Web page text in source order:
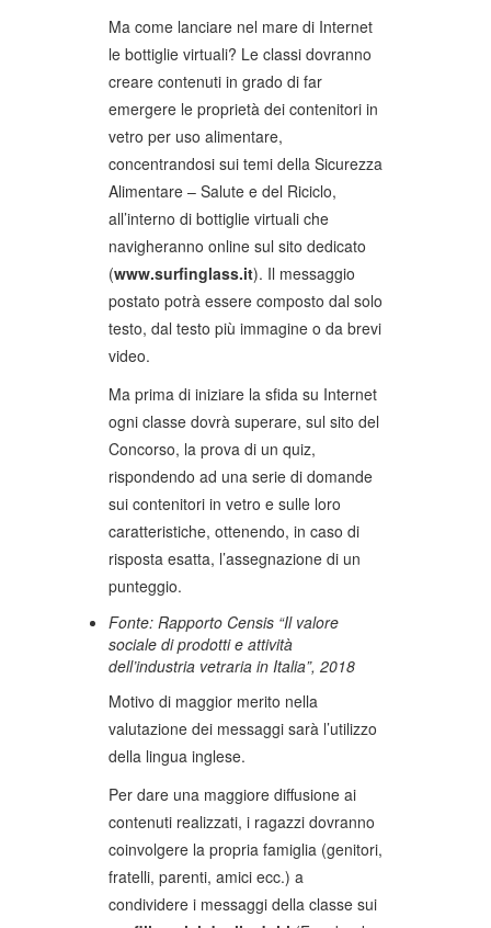
Ma come lanciare nel mare di Internet
le bottiglie virtuali? Le classi dovranno
creare contenuti in grado di far
emergere le proprietà dei contenitori in
vetro per uso alimentare,
concentrandosi sui temi della Sicurezza
Alimentare – Salute e del Riciclo,
all’interno di bottiglie virtuali che
navigheranno online sul sito dedicato
(www.surfinglass.it). Il messaggio
postato potrà essere composto dal solo
testo, dal testo più immagine o da brevi
video.
Ma prima di iniziare la sfida su Internet
ogni classe dovrà superare, sul sito del
Concorso, la prova di un quiz,
rispondendo ad una serie di domande
sui contenitori in vetro e sulle loro
caratteristiche, ottenendo, in caso di
risposta esatta, l’assegnazione di un
punteggio.
Fonte: Rapporto Censis “Il valore
sociale di prodotti e attività
dell’industria vetraria in Italia”, 2018
Motivo di maggior merito nella
valutazione dei messaggi sarà l’utilizzo
della lingua inglese.
Per dare una maggiore diffusione ai
contenuti realizzati, i ragazzi dovranno
coinvolgere la propria famiglia (genitori,
fratelli, parenti, amici ecc.) a
condividere i messaggi della classe sui